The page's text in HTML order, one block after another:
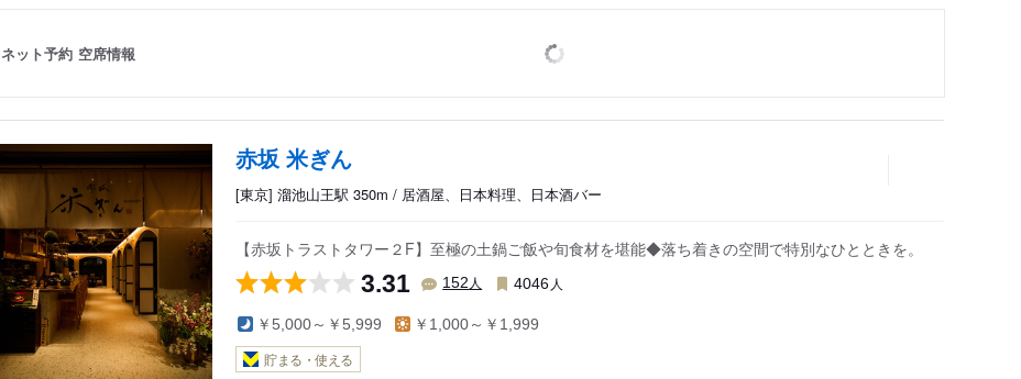
ネット予約 空席情報
赤坂 米ぎん
[東京] 溜池山王駅 350m / 居酒屋、日本料理、日本酒バー
【赤坂トラストタワー２F】至極の土鍋ご飯や旬食材を堪能◆落ち着きの空間で特別なひとときを。
3.31 152 人 4046 人
￥5,000～￥5,999 ￥1,000～￥1,999
貯まる・使える